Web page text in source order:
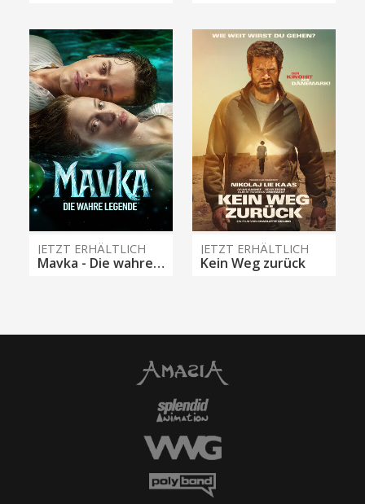
JETZT ERHÄLTLICH
Mavka - Die wahre Legende
JETZT ERHÄLTLICH
Kein Weg zurück